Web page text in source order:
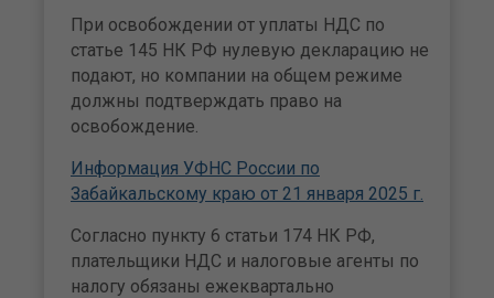
При освобождении от уплаты НДС по
статье 145 НК РФ нулевую декларацию не
подают, но компании на общем режиме
должны подтверждать право на
освобождение.
Информация УФНС России по
Забайкальскому краю от 21 января 2025 г.
Согласно пункту 6 статьи 174 НК РФ,
плательщики НДС и налоговые агенты по
налогу обязаны ежеквартально